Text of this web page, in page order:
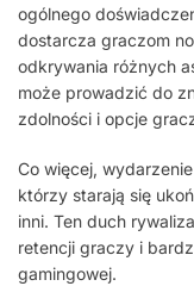
ogólnego
dostarcza graczom
odkrywania różnych
może prowadzić do
zdolności i opcje
Co więcej,
którzy starają się
inni. Ten duch
retencji graczy i
gamingowej.